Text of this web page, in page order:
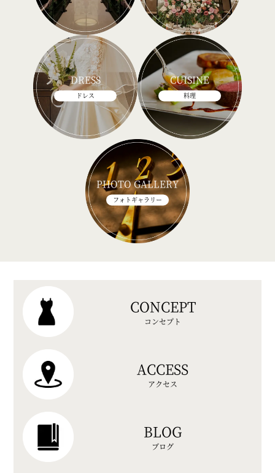
DRESS
ドレス
CUISINE
料理
PHOTO GALLERY
フォトギャラリー
CONCEPT
コンセプト
ACCESS
アクセス
BLOG
ブログ